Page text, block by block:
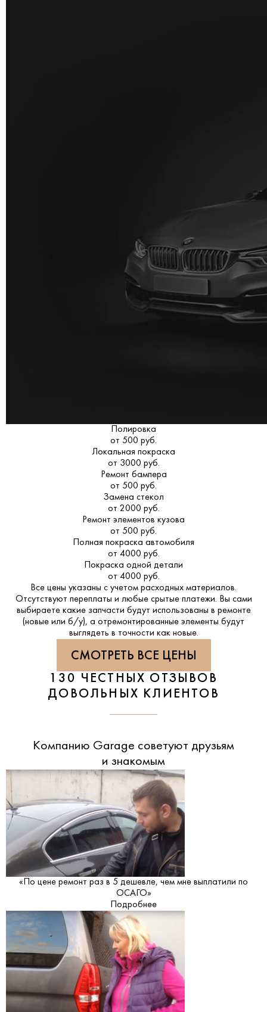
Полировка
от 500 руб.
Локальная покраска
от 3000 руб.
Ремонт бампера
от 500 руб.
Замена стекол
от 2000 руб.
Ремонт элементов кузова
от 500 руб.
Полная покраска автомобиля
от 4000 руб.
Покраска одной детали
от 4000 руб.
Все цены указаны с учетом расходных материалов.
Отсутствуют переплаты и любые срытые платежи. Вы сами
выбираете какие запчасти будут использованы в ремонте
(новые или б/у), а отремонтированные элементы будут
выглядеть в точности как новые.
СМОТРЕТЬ ВСЕ ЦЕНЫ
130 ЧЕСТНЫХ ОТЗЫВОВ
ДОВОЛЬНЫХ КЛИЕНТОВ
Компанию Garage советуют друзьям
и знакомым
«По цене ремонт раз в 5 дешевле, чем мне выплатили по
ОСАГО»
Подробнее